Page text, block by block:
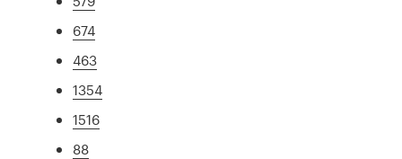
674
463
1354
1516
88